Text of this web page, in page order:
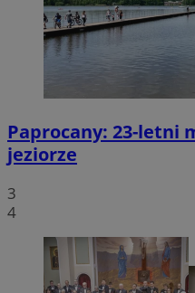
Paprocany: 23-letni
jeziorze
3
4